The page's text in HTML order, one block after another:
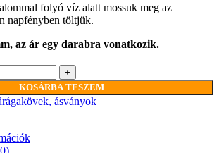
folyó víz alatt mossuk meg az
napfényben töltjük.
az ár egy darabra vonatkozik.
KOSÁRBA TESZEM
ásványok